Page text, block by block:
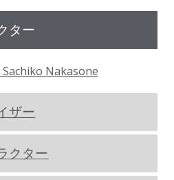
ター
Sachiko Nakasone
ザー
クター